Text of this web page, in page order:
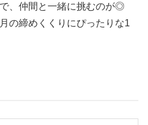
、仲間と一緒に挑むのが◎
の締めくくりにぴったりな1